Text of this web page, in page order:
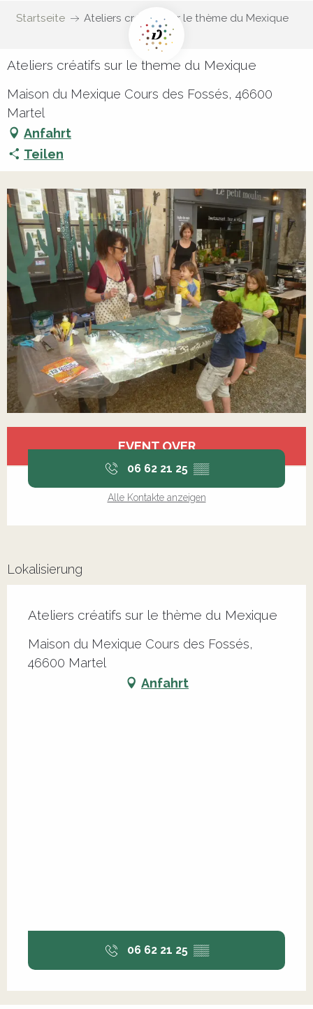
Startseite Ateliers créatifs sur le thème du Mexique
Ateliers créatifs sur le thème du Mexique
Maison du Mexique Cours des Fossés, 46600
Martel
Anfahrt
Teilen
EVENT OVER
06 62 21 25 ▒▒
Alle Kontakte anzeigen
Lokalisierung
Ateliers créatifs sur le thème du Mexique
Maison du Mexique Cours des Fossés,
46600 Martel
Anfahrt
06 62 21 25 ▒▒